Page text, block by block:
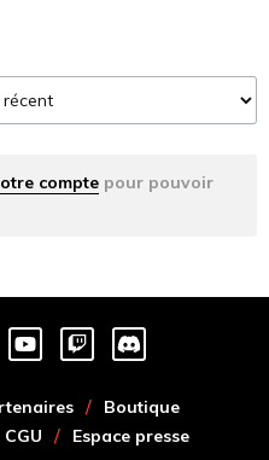
compte pour pouvoir
Boutique
Espace presse